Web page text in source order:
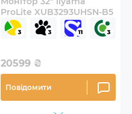
ProLite XUB3293UHSN-B5
20599 ₴
Повідомити